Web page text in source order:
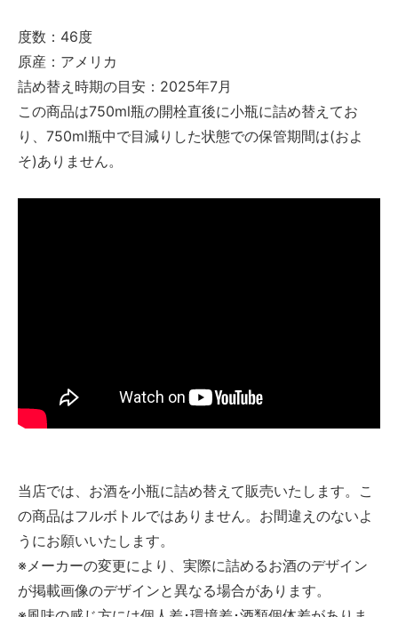
度数：46度
原産：アメリカ
詰め替え時期の目安：2025年7月
この商品は750ml瓶の開栓直後に小瓶に詰め替えてお
り、750ml瓶中で目減りした状態での保管期間は(およ
そ)ありません。
当店では、お酒を小瓶に詰め替えて販売いたします。こ
の商品はフルボトルではありません。お間違えのないよ
うにお願いいたします。
※メーカーの変更により、実際に詰めるお酒のデザイン
が掲載画像のデザインと異なる場合があります。